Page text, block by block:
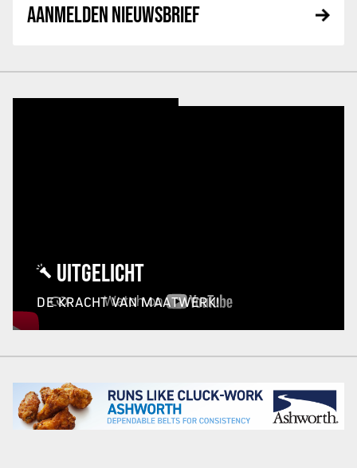
AANMELDEN NIEUWSBRIEF
UITGELICHT
DE KRACHT VAN MAATWERK!